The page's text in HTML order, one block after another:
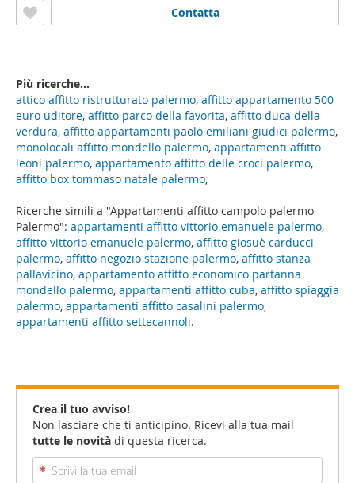
Ricerche simili a "Appartamenti affitto campolo palermo
Palermo": appartamenti affitto vittorio emanuele palermo,
affitto vittorio emanuele palermo, affitto giosuè carducci
palermo, affitto negozio stazione palermo, affitto stanza
pallavicino, appartamento affitto economico partanna
mondello palermo, appartamenti affitto cuba, affitto spiaggia
palermo, appartamenti affitto casalini palermo,
appartamenti affitto settecannoli.
Contatta
Più ricerche...
attico affitto ristrutturato palermo, affitto appartamento 500
euro uditore, affitto parco della favorita, affitto duca della
verdura, affitto appartamenti paolo emiliani giudici palermo,
monolocali affitto mondello palermo, appartamenti affitto
leoni palermo, appartamento affitto delle croci palermo,
affitto box tommaso natale palermo,
Crea il tuo avviso!
Non lasciare che ti anticipino. Ricevi alla tua mail
tutte le novità di questa ricerca.